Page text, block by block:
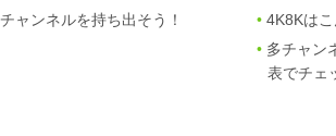
ャンネルを持ち出そう！
4K8Kはこ
多チャン
表でチェ